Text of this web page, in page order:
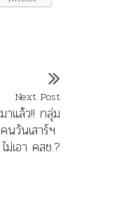
Next Post
มาแล้ว!! กลุ่ม
คนวันเสาร์ฯ
ไม่เอา คสช.?